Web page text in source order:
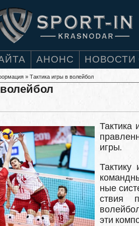
АНОНС НОВОСТИ
» Тактика игры в волейбол
Тактика
игры.
Тактику
ные
ствия
эти